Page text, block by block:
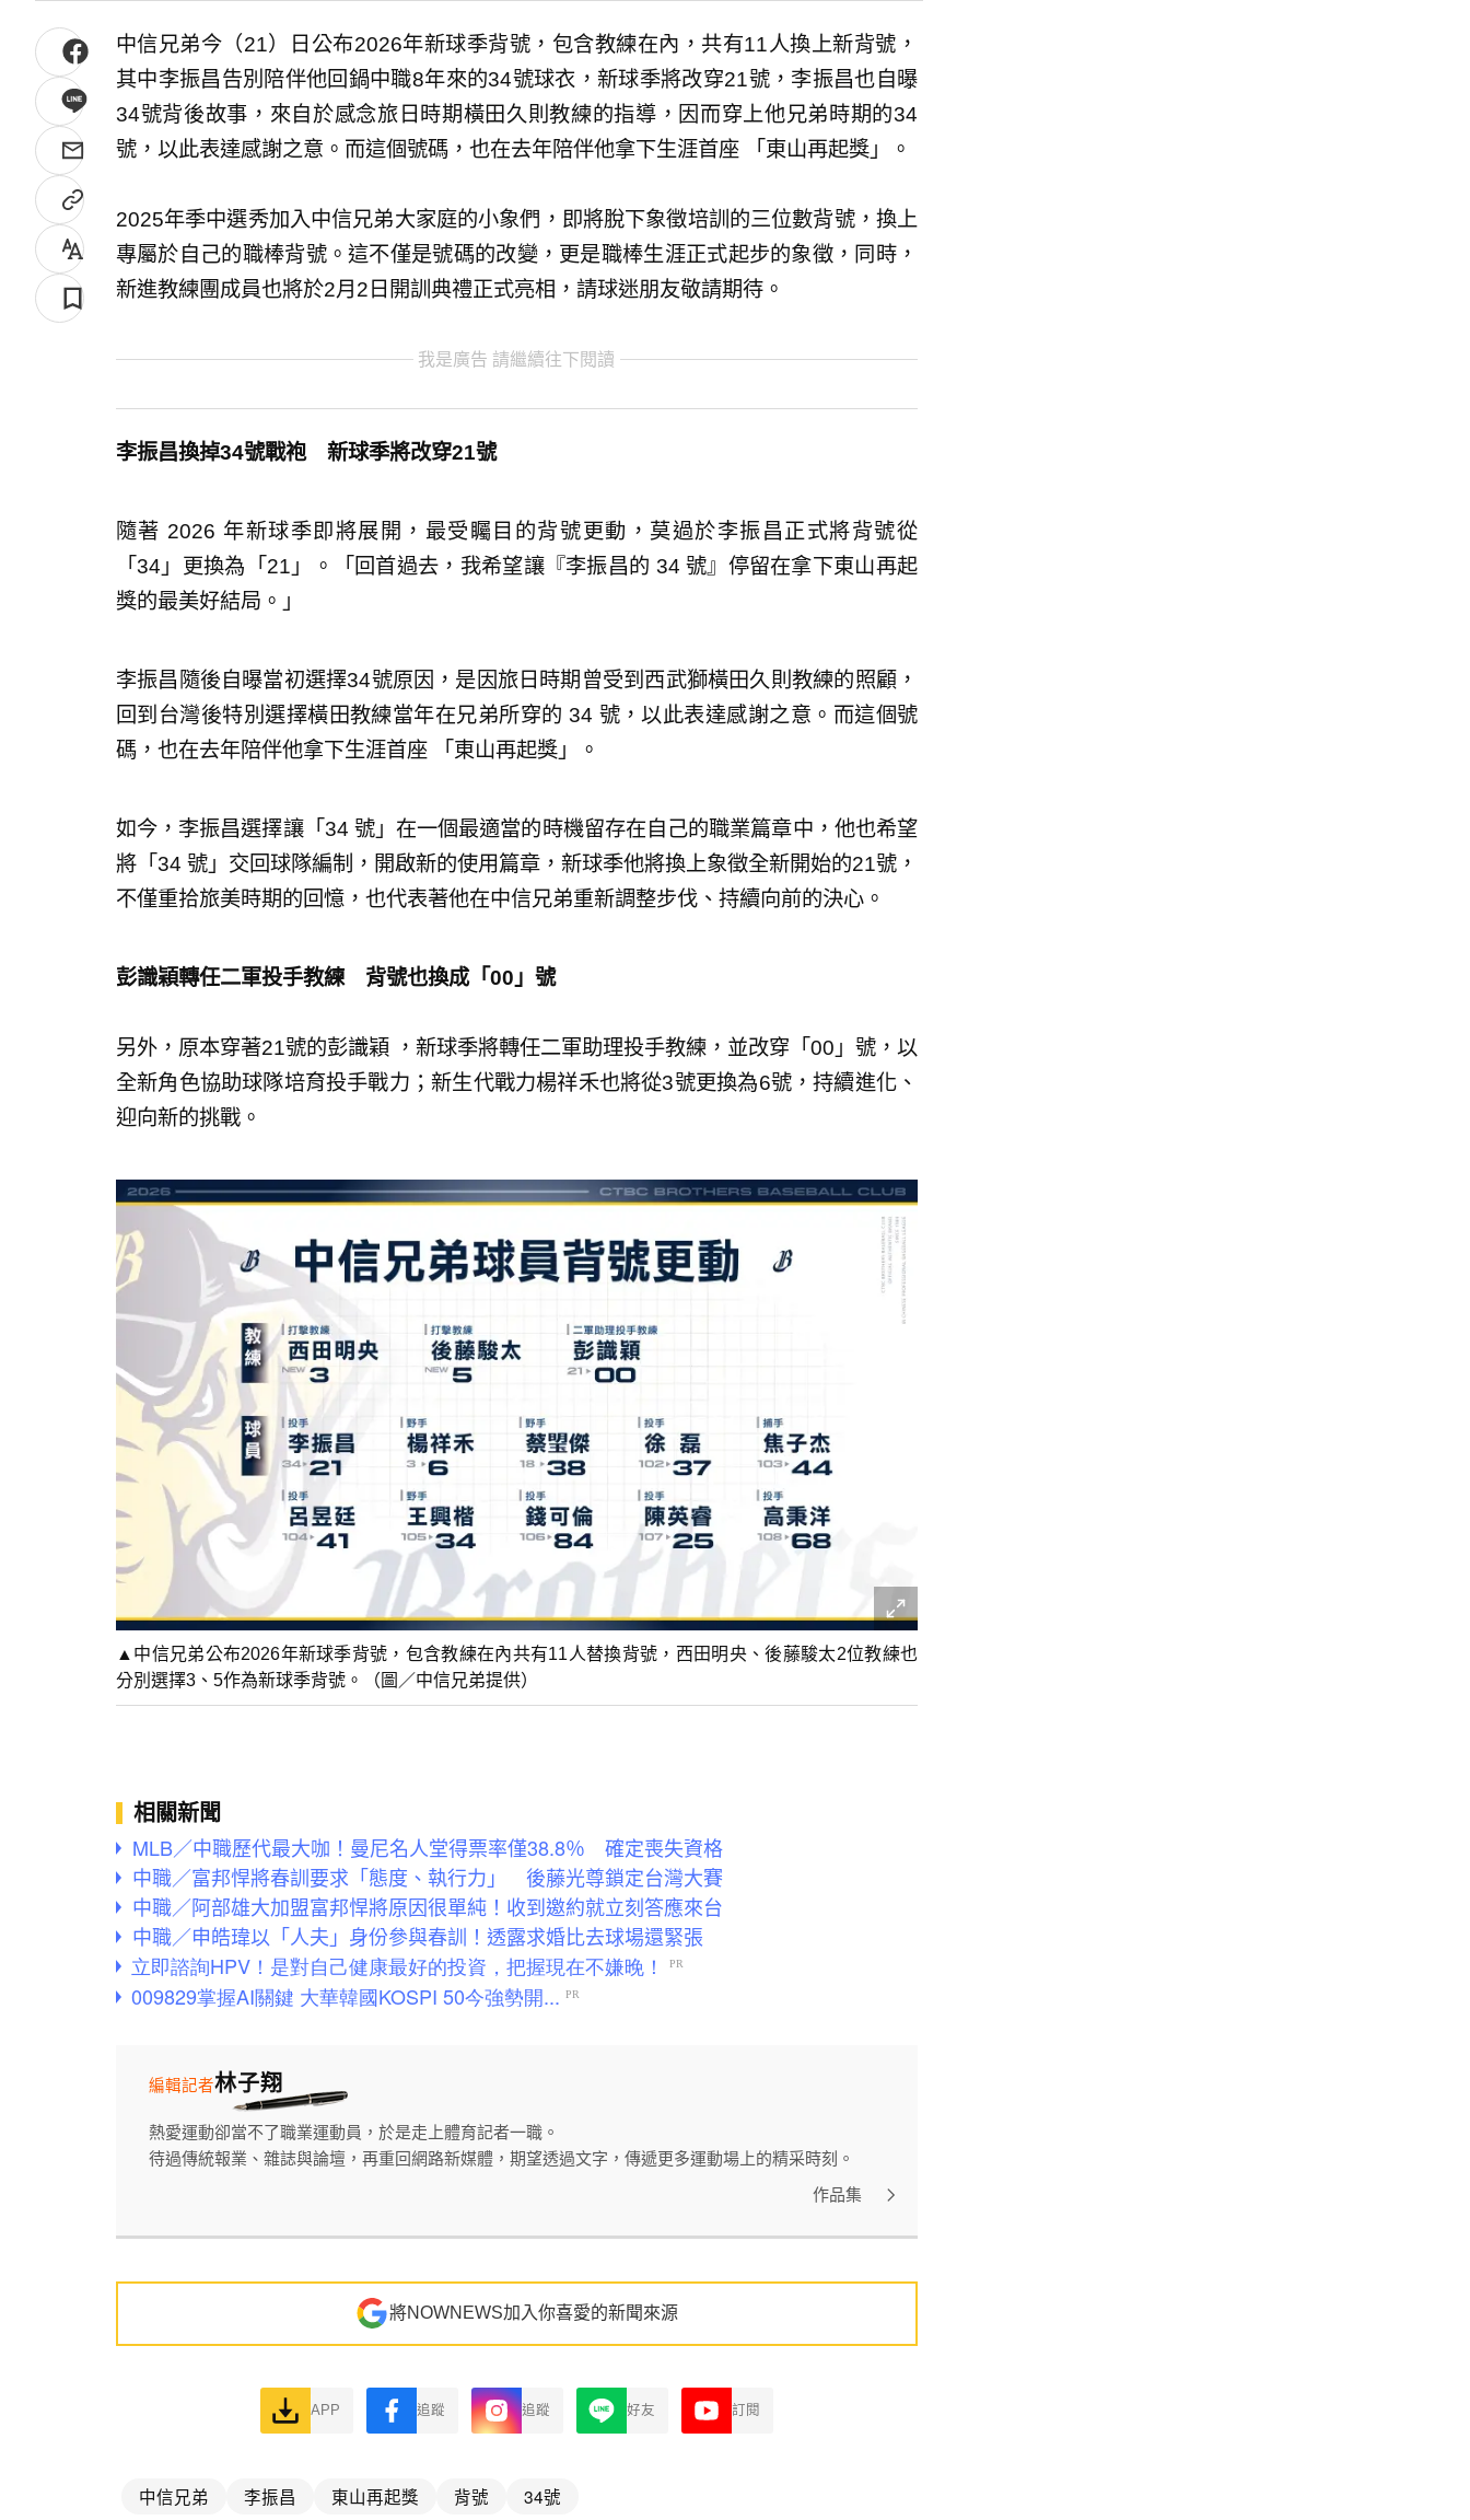
中信兄弟今（21）日公布2026年新球季背號，包含教練在內，共有11人換上新背號，
其中李振昌告別陪伴他回鍋中職8年來的34號球衣，新球季將改穿21號，李振昌也自曝
34號背後故事，來自於感念旅日時期橫田久則教練的指導，因而穿上他兄弟時期的34
號，以此表達感謝之意。而這個號碼，也在去年陪伴他拿下生涯首座 「東山再起獎」。
2025年季中選秀加入中信兄弟大家庭的小象們，即將脫下象徵培訓的三位數背號，換上
專屬於自己的職棒背號。這不僅是號碼的改變，更是職棒生涯正式起步的象徵，同時，
新進教練團成員也將於2月2日開訓典禮正式亮相，請球迷朋友敬請期待。
我是廣告 請繼續往下閱讀
李振昌換掉34號戰袍 新球季將改穿21號
隨著 2026 年新球季即將展開，最受矚目的背號更動，莫過於李振昌正式將背號從
「34」更換為「21」。「回首過去，我希望讓『李振昌的 34 號』停留在拿下東山再起
獎的最美好結局。」
李振昌隨後自曝當初選擇34號原因，是因旅日時期曾受到西武獅橫田久則教練的照顧，
回到台灣後特別選擇橫田教練當年在兄弟所穿的 34 號，以此表達感謝之意。而這個號
碼，也在去年陪伴他拿下生涯首座 「東山再起獎」。
如今，李振昌選擇讓「34 號」在一個最適當的時機留存在自己的職業篇章中，他也希望
將「34 號」交回球隊編制，開啟新的使用篇章，新球季他將換上象徵全新開始的21號，
不僅重拾旅美時期的回憶，也代表著他在中信兄弟重新調整步伐、持續向前的決心。
彭識穎轉任二軍投手教練 背號也換成「00」號
另外，原本穿著21號的彭識穎 ，新球季將轉任二軍助理投手教練，並改穿「00」號，以
全新角色協助球隊培育投手戰力；新生代戰力楊祥禾也將從3號更換為6號，持續進化、
迎向新的挑戰。
▲中信兄弟公布2026年新球季背號，包含教練在內共有11人替換背號，西田明央、後藤駿太2位教練也
分別選擇3、5作為新球季背號。（圖／中信兄弟提供）
相關新聞
MLB／中職歷代最大咖！曼尼名人堂得票率僅38.8％ 確定喪失資格
中職／富邦悍將春訓要求「態度、執行力」 後藤光尊鎖定台灣大賽
中職／阿部雄大加盟富邦悍將原因很單純！收到邀約就立刻答應來台
中職／申皓瑋以「人夫」身份參與春訓！透露求婚比去球場還緊張
林子翔
編輯記者
熱愛運動卻當不了職業運動員，於是走上體育記者一職。
待過傳統報業、雜誌與論壇，再重回網路新媒體，期望透過文字，傳遞更多運動場上的精采時刻。
作品集
將NOWNEWS加入你喜愛的新聞來源
APP 追蹤 追蹤 好友 訂閱
中信兄弟 李振昌 東山再起獎 背號 34號